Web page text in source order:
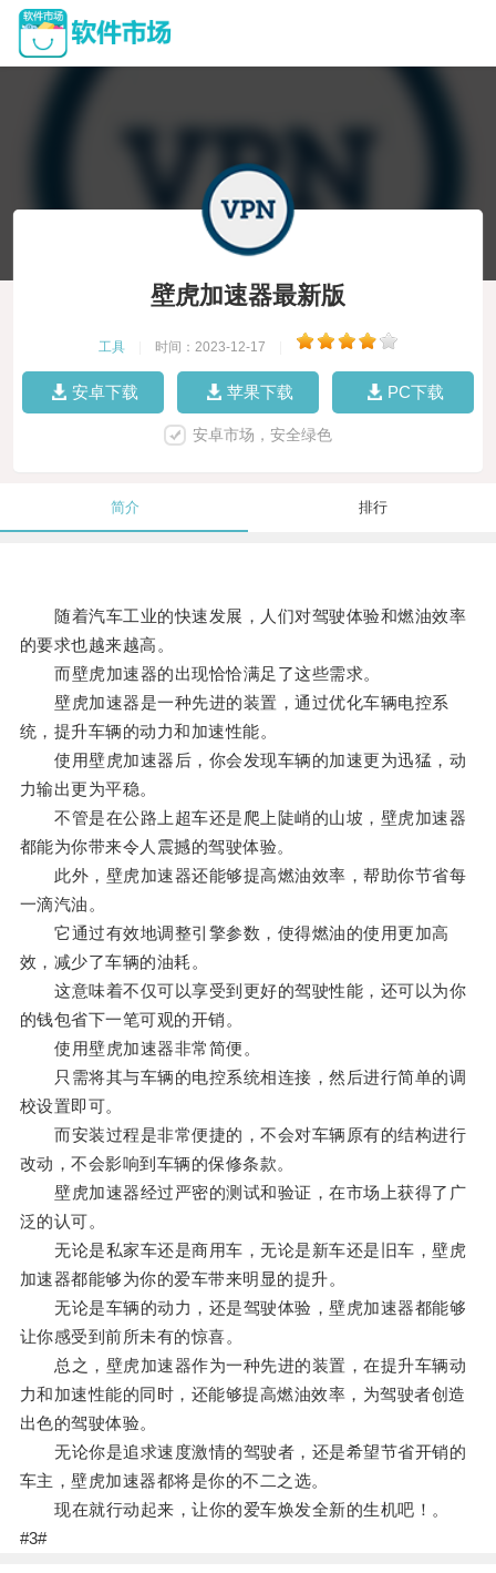
壁虎加速器最新版
工具 时间：2023-12-17
安卓下载 苹果下载 PC下载
安卓市场，安全绿色
简介 排行
随着汽车工业的快速发展，人们对驾驶体验和燃油效率
的要求也越来越高。
而壁虎加速器的出现恰恰满足了这些需求。
壁虎加速器是一种先进的装置，通过优化车辆电控系
统，提升车辆的动力和加速性能。
使用壁虎加速器后，你会发现车辆的加速更为迅猛，动
力输出更为平稳。
不管是在公路上超车还是爬上陡峭的山坡，壁虎加速器
都能为你带来令人震撼的驾驶体验。
此外，壁虎加速器还能够提高燃油效率，帮助你节省每
一滴汽油。
它通过有效地调整引擎参数，使得燃油的使用更加高
效，减少了车辆的油耗。
这意味着不仅可以享受到更好的驾驶性能，还可以为你
的钱包省下一笔可观的开销。
使用壁虎加速器非常简便。
只需将其与车辆的电控系统相连接，然后进行简单的调
校设置即可。
而安装过程是非常便捷的，不会对车辆原有的结构进行
改动，不会影响到车辆的保修条款。
壁虎加速器经过严密的测试和验证，在市场上获得了广
泛的认可。
无论是私家车还是商用车，无论是新车还是旧车，壁虎
加速器都能够为你的爱车带来明显的提升。
无论是车辆的动力，还是驾驶体验，壁虎加速器都能够
让你感受到前所未有的惊喜。
总之，壁虎加速器作为一种先进的装置，在提升车辆动
力和加速性能的同时，还能够提高燃油效率，为驾驶者创造
出色的驾驶体验。
无论你是追求速度激情的驾驶者，还是希望节省开销的
车主，壁虎加速器都将是你的不二之选。
现在就行动起来，让你的爱车焕发全新的生机吧！。
#3#